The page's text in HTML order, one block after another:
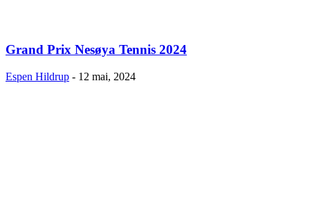
Grand Prix Nesøya Tennis 2024
Espen Hildrup - 12 mai, 2024